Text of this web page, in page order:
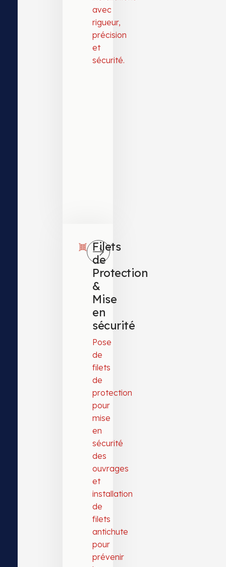
avec
rigueur,
précision
et
sécurité.
Filets
de
Protection
&
Mise
en
sécurité
Pose
de
filets
de
protection
pour
mise
en
sécurité
des
ouvrages
et
installation
de
filets
antichute
pour
prévenir